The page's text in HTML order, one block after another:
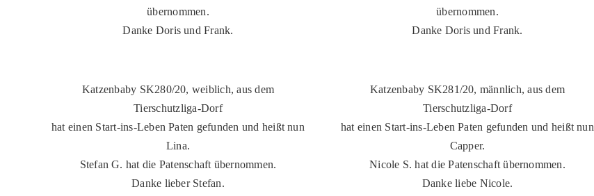
übernommen.
Danke Doris und Frank.
übernommen.
Danke Doris und Frank.
Katzenbaby SK280/20, weiblich, aus dem
Tierschutzliga-Dorf
hat einen Start-ins-Leben Paten gefunden und heißt nun
Lina.
Stefan G. hat die Patenschaft übernommen.
Danke lieber Stefan.
Katzenbaby SK281/20, männlich, aus dem
Tierschutzliga-Dorf
hat einen Start-ins-Leben Paten gefunden und heißt nun
Capper.
Nicole S. hat die Patenschaft übernommen.
Danke liebe Nicole.